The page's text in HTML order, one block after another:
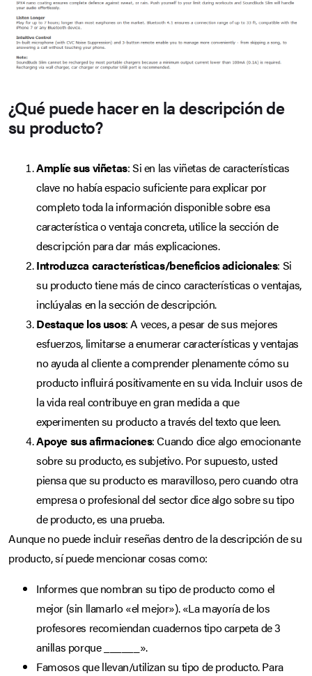
¿Qué puede hacer en la descripción de
su producto?
Amplíe sus viñetas: Si en las viñetas de características
clave no había espacio suficiente para explicar por
completo toda la información disponible sobre esa
característica o ventaja concreta, utilice la sección de
descripción para dar más explicaciones.
Introduzca características/beneficios adicionales: Si
su producto tiene más de cinco características o ventajas,
inclúyalas en la sección de descripción.
Destaque los usos: A veces, a pesar de sus mejores
esfuerzos, limitarse a enumerar características y ventajas
no ayuda al cliente a comprender plenamente cómo su
producto influirá positivamente en su vida. Incluir usos de
la vida real contribuye en gran medida a que
experimenten su producto a través del texto que leen.
Apoye sus afirmaciones: Cuando dice algo emocionante
sobre su producto, es subjetivo. Por supuesto, usted
piensa que su producto es maravilloso, pero cuando otra
empresa o profesional del sector dice algo sobre su tipo
de producto, es una prueba.
Aunque no puede incluir reseñas dentro de la descripción de su
producto, sí puede mencionar cosas como:
Informes que nombran su tipo de producto como el
mejor (sin llamarlo «el mejor»). «La mayoría de los
profesores recomiendan cuadernos tipo carpeta de 3
anillas porque ______».
Famosos que llevan/utilizan su tipo de producto. Para